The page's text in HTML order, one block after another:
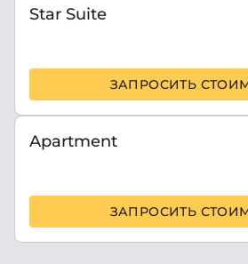
Star Suite
ЗАПРОСИТЬ
Apartment
ЗАПРОСИТЬ